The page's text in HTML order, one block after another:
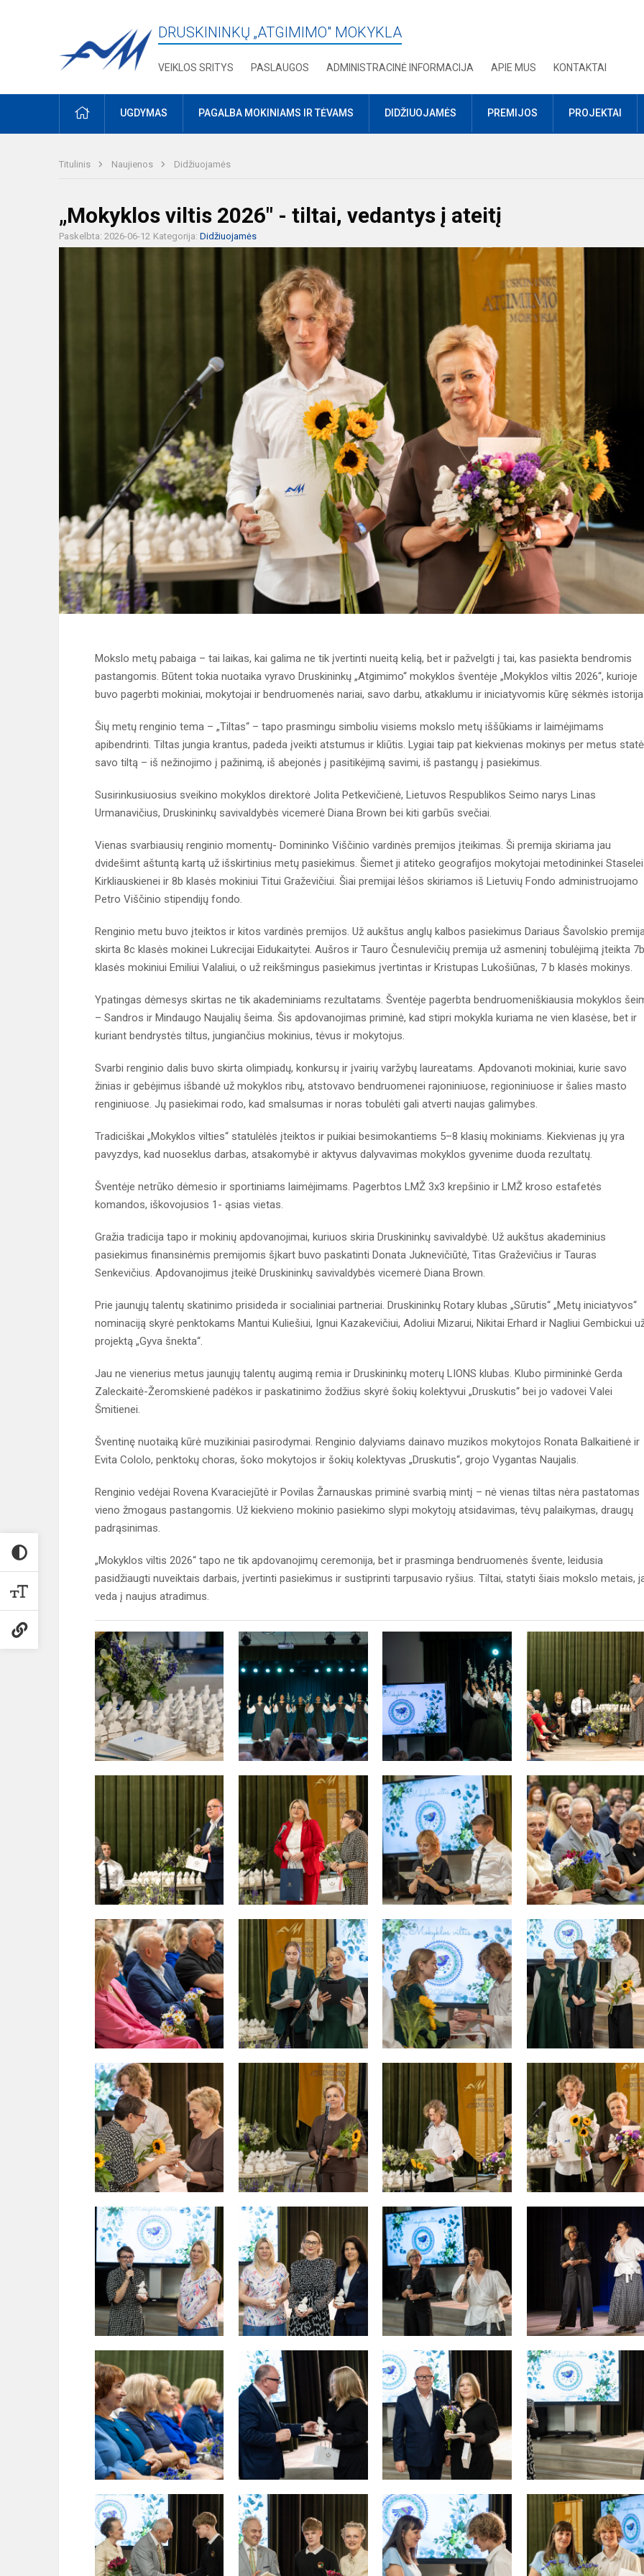
DRUSKININKŲ „ATGIMIMO" MOKYKLA
VEIKLOS SRITYS PASLAUGOS ADMINISTRACINĖ INFORMACIJA APIE MUS KONTAKTAI
PRADŽIAUGDYMAS PAGALBA MOKINIAMS IR TĖVAMS DIDŽIUOJAMĖS PREMIJOS PROJEKTAI
Titulinis Naujienos Didžiuojamės
„Mokyklos viltis 2026" - tiltai, vedantys į ateitį
Paskelbta: 2026-06-12 Kategorija: Didžiuojamės
Mokslo metų pabaiga – tai laikas, kai galima ne tik įvertinti nueitą kelią, bet ir pažvelgti į tai, kas pasiekta bendromis
pastangomis. Būtent tokia nuotaika vyravo Druskininkų „Atgimimo“ mokyklos šventėje „Mokyklos viltis 2026“, kurioje
buvo pagerbti mokiniai, mokytojai ir bendruomenės nariai, savo darbu, atkaklumu ir iniciatyvomis kūrę sėkmės
Šių metų renginio tema – „Tiltas“ – tapo prasmingu simboliu visiems mokslo metų iššūkiams ir laimėjimams
apibendrinti. Tiltas jungia krantus, padeda įveikti atstumus ir kliūtis. Lygiai taip pat kiekvienas mokinys per metus statė
savo tiltą – iš nežinojimo į pažinimą, iš abejonės į pasitikėjimą savimi, iš pastangų į pasiekimus.
Susirinkusiuosius sveikino mokyklos direktorė Jolita Petkevičienė, Lietuvos Respublikos Seimo narys Linas
Urmanavičius, Druskininkų savivaldybės vicemerė Diana Brown bei kiti garbūs svečiai.
Vienas svarbiausių renginio momentų- Domininko Viščinio vardinės premijos įteikimas. Ši premija skiriama jau
dvidešimt aštuntą kartą už išskirtinius metų pasiekimus. Šiemet ji atiteko geografijos mokytojai metodininkei Staselei
Kirkliauskienei ir 8b klasės mokiniui Titui Graževičiui. Šiai premijai lėšos skiriamos iš Lietuvių Fondo administruojamo
Petro Viščinio stipendijų fondo.
Renginio metu buvo įteiktos ir kitos vardinės premijos. Už aukštus anglų kalbos pasiekimus Dariaus Šavolskio
skirta 8c klasės mokinei Lukrecijai Eidukaitytei. Aušros ir Tauro Česnulevičių premija už asmeninį tobulėjimą įteikta 7b
klasės mokiniui Emiliui Valaliui, o už reikšmingus pasiekimus įvertintas ir Kristupas Lukošiūnas, 7 b klasės mokinys.
Ypatingas dėmesys skirtas ne tik akademiniams rezultatams. Šventėje pagerbta bendruomeniškiausia mokyklos
– Sandros ir Mindaugo Naujalių šeima. Šis apdovanojimas priminė, kad stipri mokykla kuriama ne vien klasėse, bet ir
kuriant bendrystės tiltus, jungiančius mokinius, tėvus ir mokytojus.
Svarbi renginio dalis buvo skirta olimpiadų, konkursų ir įvairių varžybų laureatams. Apdovanoti mokiniai, kurie savo
žinias ir gebėjimus išbandė už mokyklos ribų, atstovavo bendruomenei rajoniniuose, regioniniuose ir šalies masto
renginiuose. Jų pasiekimai rodo, kad smalsumas ir noras tobulėti gali atverti naujas galimybes.
Tradiciškai „Mokyklos vilties“ statulėlės įteiktos ir puikiai besimokantiems 5–8 klasių mokiniams. Kiekvienas jų yra
pavyzdys, kad nuoseklus darbas, atsakomybė ir aktyvus dalyvavimas mokyklos gyvenime duoda rezultatų.
Šventėje netrūko dėmesio ir sportiniams laimėjimams. Pagerbtos LMŽ 3x3 krepšinio ir LMŽ kroso estafetės
komandos, iškovojusios 1- ąsias vietas.
Gražia tradicija tapo ir mokinių apdovanojimai, kuriuos skiria Druskininkų savivaldybė. Už aukštus akademinius
pasiekimus finansinėmis premijomis šįkart buvo paskatinti Donata Juknevičiūtė, Titas Graževičius ir Tauras
Senkevičius. Apdovanojimus įteikė Druskininkų savivaldybės vicemerė Diana Brown.
Prie jaunųjų talentų skatinimo prisideda ir socialiniai partneriai. Druskininkų Rotary klubas „Sūrutis“ „Metų iniciatyvos“
nominaciją skyrė penktokams Mantui Kuliešiui, Ignui Kazakevičiui, Adoliui Mizarui, Nikitai Erhard ir Nagliui Gembickui
projektą „Gyva šnekta“.
Jau ne vienerius metus jaunųjų talentų augimą remia ir Druskininkų moterų LIONS klubas. Klubo pirmininkė Gerda
Zaleckaitė-Žeromskienė padėkos ir paskatinimo žodžius skyrė šokių kolektyvui „Druskutis“ bei jo vadovei Valei
Šmitienei.
Šventinę nuotaiką kūrė muzikiniai pasirodymai. Renginio dalyviams dainavo muzikos mokytojos Ronata Balkaitienė ir
Evita Cololo, penktokų choras, šoko mokytojos ir šokių kolektyvas „Druskutis“, grojo Vygantas Naujalis.
Renginio vedėjai Rovena Kvaraciejūtė ir Povilas Žarnauskas priminė svarbią mintį – nė vienas tiltas nėra pastatomas
vieno žmogaus pastangomis. Už kiekvieno mokinio pasiekimo slypi mokytojų atsidavimas, tėvų palaikymas, draugų
padrąsinimas.
„Mokyklos viltis 2026“ tapo ne tik apdovanojimų ceremonija, bet ir prasminga bendruomenės švente, leidusia
pasidžiaugti nuveiktais darbais, įvertinti pasiekimus ir sustiprinti tarpusavio ryšius. Tiltai, statyti šiais mokslo metais,
veda į naujus atradimus.